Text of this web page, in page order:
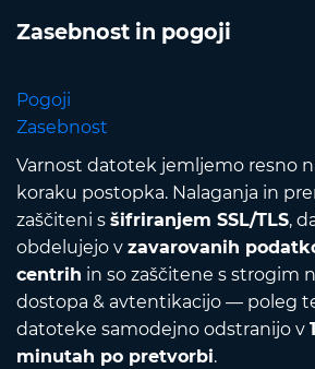
Zasebnost in pogoji
Pogoji
Zasebnost
Varnost datotek jemljemo resno
koraku postopka. Nalaganja in
zaščiteni s šifriranjem SSL/TLS,
obdelujejo v zavarovanih
centrih in so zaščitene s strogim
dostopa & avtentikacijo — poleg
datoteke samodejno odstranijo v
minutah po pretvorbi.